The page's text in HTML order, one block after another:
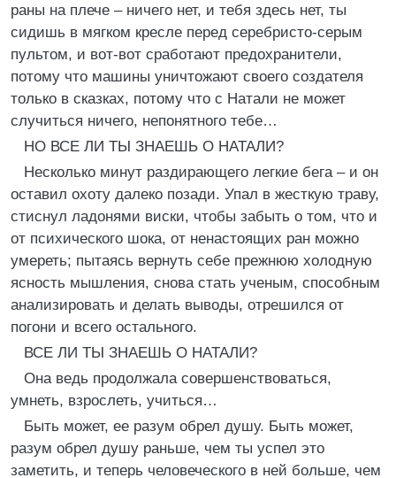
раны на плече – ничего нет, и тебя здесь нет, ты
сидишь в мягком кресле перед серебристо-серым
пультом, и вот-вот сработают предохранители,
потому что машины уничтожают своего создателя
только в сказках, потому что с Натали не может
случиться ничего, непонятного тебе…
НО ВСЕ ЛИ ТЫ ЗНАЕШЬ О НАТАЛИ?
Несколько минут раздирающего легкие бега – и он
оставил охоту далеко позади. Упал в жесткую траву,
стиснул ладонями виски, чтобы забыть о том, что и
от психического шока, от ненастоящих ран можно
умереть; пытаясь вернуть себе прежнюю холодную
ясность мышления, снова стать ученым, способным
анализировать и делать выводы, отрешился от
погони и всего остального.
ВСЕ ЛИ ТЫ ЗНАЕШЬ О НАТАЛИ?
Она ведь продолжала совершенствоваться,
умнеть, взрослеть, учиться…
Быть может, ее разум обрел душу. Быть может,
разум обрел душу раньше, чем ты успел это
заметить, и теперь человеческого в ней больше, чем